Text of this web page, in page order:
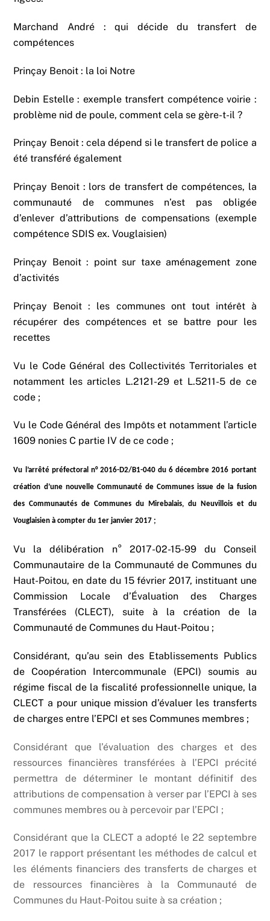
Marchand André : qui décide du transfert de
compétences
Prinçay Benoit : la loi Notre
Debin Estelle : exemple transfert compétence voirie :
problème nid de poule, comment cela se gère-t-il ?
Prinçay Benoit : cela dépend si le transfert de police a
été transféré également
Prinçay Benoit : lors de transfert de compétences, la
communauté de communes n’est pas obligée
d’enlever d’attributions de compensations (exemple
compétence SDIS ex. Vouglaisien)
Prinçay Benoit : point sur taxe aménagement zone
d’activités
Prinçay Benoit : les communes ont tout intérêt à
récupérer des compétences et se battre pour les
recettes
Vu le Code Général des Collectivités Territoriales et
notamment les articles L.2121-29 et L.5211-5 de ce
code ;
Vu le Code Général des Impôts et notamment l’article
1609 nonies C partie IV de ce code ;
Vu l’arrêté préfectoral n° 2016-D2/B1-040 du 6 décembre 2016 portant
création d’une nouvelle Communauté de Communes issue de la fusion
des Communautés de Communes du Mirebalais, du Neuvillois et du
Vouglaisien à compter du 1er janvier 2017 ;
Vu la délibération n° 2017-02-15-99 du Conseil
Communautaire de la Communauté de Communes du
Haut-Poitou, en date du 15 février 2017, instituant une
Commission Locale d’Évaluation des Charges
Transférées (CLECT), suite à la création de la
Communauté de Communes du Haut-Poitou ;
Considérant, qu’au sein des Etablissements Publics
de Coopération Intercommunale (EPCI) soumis au
régime fiscal de la fiscalité professionnelle unique, la
CLECT a pour unique mission d’évaluer les transferts
de charges entre l’EPCI et ses Communes membres ;
Considérant que l’évaluation des charges et des
ressources financières transférées à l’EPCI précité
permettra de déterminer le montant définitif des
attributions de compensation à verser par l’EPCI à ses
communes membres ou à percevoir par l’EPCI ;
Considérant que la CLECT a adopté le 22 septembre
2017 le rapport présentant les méthodes de calcul et
les éléments financiers des transferts de charges et
de ressources financières à la Communauté de
Communes du Haut-Poitou suite à sa création ;